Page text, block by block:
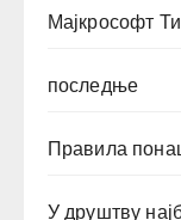
Мајкрософт
последње
Правила
У друштву